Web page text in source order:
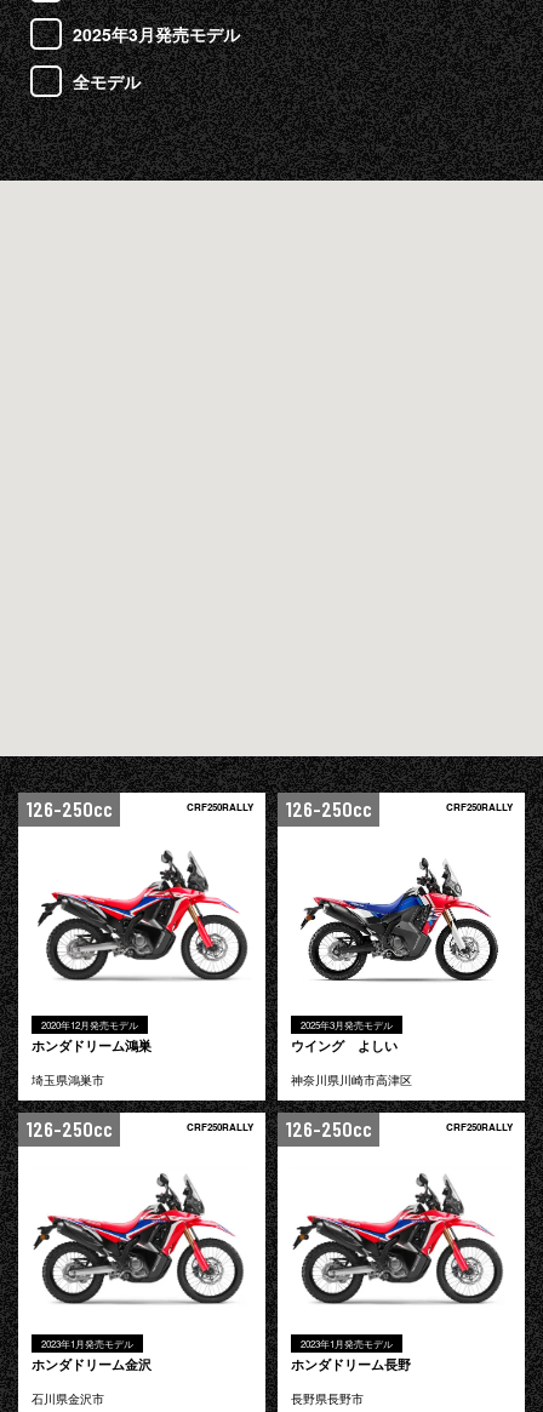
2025年3月発売モデル
全モデル
126-250cc CRF250RALLY
2020年12月発売モデル
ホンダドリーム鴻巣
埼玉県鴻巣市
126-250cc CRF250RALLY
2025年3月発売モデル
ウイング よしい
神奈川県川崎市高津区
126-250cc CRF250RALLY
2023年1月発売モデル
ホンダドリーム金沢
石川県金沢市
126-250cc CRF250RALLY
2023年1月発売モデル
ホンダドリーム長野
長野県長野市